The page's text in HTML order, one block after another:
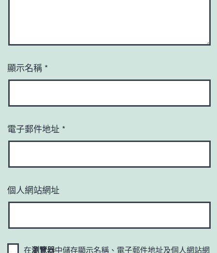
顯示名稱 *
電子郵件地址 *
個人網站網址
在瀏覽器中儲存顯示名稱、電子郵件地址及個人網站網